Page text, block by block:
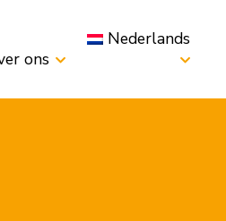
ons
Nederlands